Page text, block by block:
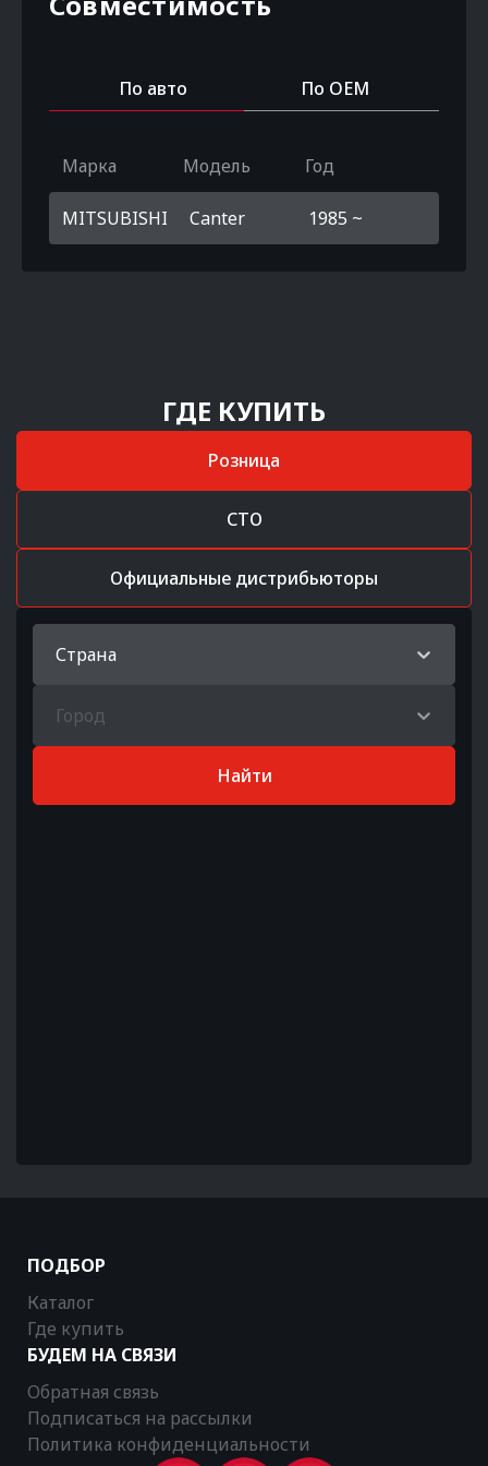
По авто По OEM
Марка Модель Год
MITSUBISHI Canter 1985 ~
ГДЕ КУПИТЬ
Розница
СТО
Официальные дистрибьюторы
Страна
Город
Найти
ПОДБОР
Каталог
Где купить
БУДЕМ НА СВЯЗИ
Обратная связь
Подписаться на рассылки
Политика конфиденциальности